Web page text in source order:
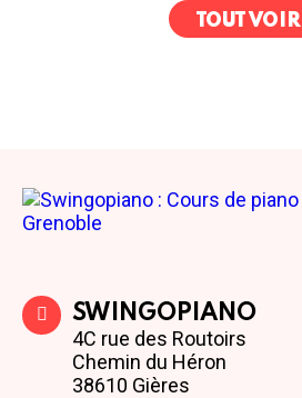
TOUT VOIR
SWINGOPIANO
4C rue des Routoirs
Chemin du Héron
38610 Gières